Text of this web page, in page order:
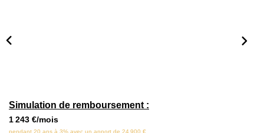
Acheter
Simulation de remboursement :
1 243 €/mois
pendant 20 ans à 3% avec un apport de 24 900 €